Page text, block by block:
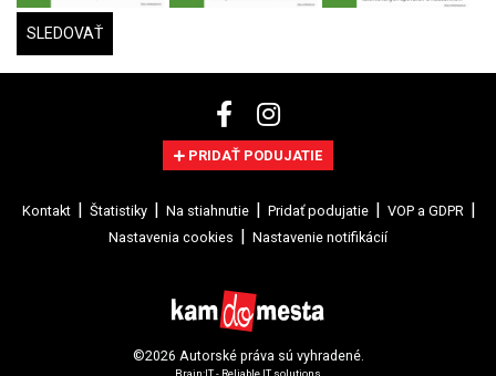
SLEDOVAŤ
PRIDAŤ PODUJATIE
Kontakt Štatistiky Na stiahnutie Pridať podujatie
VOP a GDPR
Nastavenia cookies
Nastavenie notifikácií
©2026 Autorské práva sú vyhradené.
Brain:IT - Reliable IT solutions